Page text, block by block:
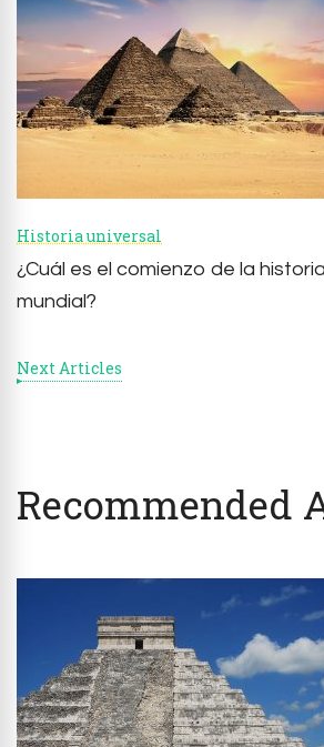
Historia universal
¿Cuál es el comienzo de la
mundial?
Next Articles
Recommended